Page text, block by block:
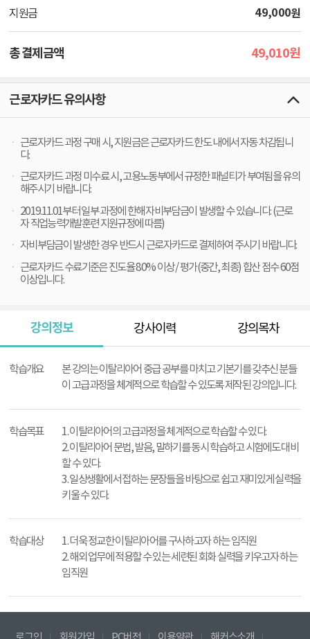
지원금 49,000원
총 결제금액 49,010원
근로자카드 유의사항
근로자카드 과정 구매 시, 지원금은 근로자카드 한도 내에서 자동 차감됩니
다.
근로자카드 과정 미수료 시, 고용노동부에서 규정한 패널티가 부여됨을 유의
해주시기 바랍니다.
2019.11.01부터 일부 과정에 한해 자비부담금이 발생할 수 있습니다. (근로
자 직업능력개발훈련 지원규정에 따름)
자비부담금이 발생한 경우 반드시 근로자카드로 결제하여 주시기 바랍니다.
근로자카드 수료기준은 진도율 80% 이상 / 평가(중간, 최종) 합산 점수 60점
이상입니다.
강의정보 강사이력 강의목차
학습개요
본 강의는 이탈리아어 중급 공부를 마치고 기본기를 갖추신 분들
이 고급과정을 체계적으로 학습할 수 있도록 제작된 강의입니다.
학습목표
1. 이탈리아어의 고급과정을 체계적으로 학습할 수 있다.
2. 이탈리아어 문법, 발음, 말하기를 동시 학습하고 시험에도 대비
할 수 있다.
3. 일상생활에서 접하는 문장들을 바탕으로 쉽고 재미있게 실력을
키울 수 있다.
학습대상
1. 더욱 정교한 이탈리아어를 구사하고자 하는 임직원
2. 해외 업무에 적용할 수 있는 세련된 회화 실력을 키우고자 하는
임직원